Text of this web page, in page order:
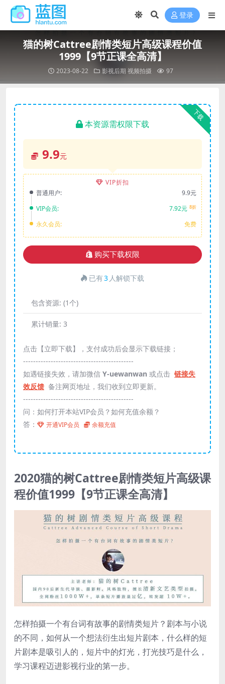
登录
猫的树Cattree剧情类短片高级课程价值
1999【9节正课全高清】
2023-08-22 影视后期 视频拍摄 97
下载
本资源需权限下载
9.9元
VIP折扣
普通用户:
9.9元
VIP会员:
7.92元 8折
永久会员: 免费
购买下载权限
已有3 人解锁下载
包含资源: (1个)
累计销量: 3
点击【立即下载】，支付成功后会显示下载链接；
--------------------------------------------
如遇链接失效，请加微信 Y-uewanwan 或点击 链接失
效反馈 备注网页地址，我们收到立即更新。
--------------------------------------------
问：如何打开本站VIP会员？如何充值余额？
答：
开通VIP会员 余额充值
2020猫的树Cattree剧情类短片高级课
程价值1999【9节正课全高清】
怎样拍摄一个有台词有故事的剧情类短片？剧本与小说
的不同，如何从一个想法衍生出短片剧本，什么样的短
片剧本是吸引人的，短片中的灯光，打光技巧是什么，
学习课程迈进影视行业的第一步。